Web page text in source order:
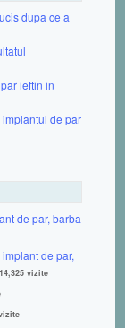
dupa ce a
ieftin in
de par
de par, barba
de par,
vizite